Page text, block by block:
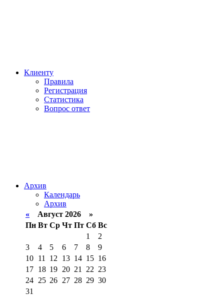
Клиенту
Правила
Регистрация
Статистика
Вопрос ответ
Архив
Календарь
Архив
« Август 2026 »
Пн Вт Ср Чт Пт Сб Вс
1
2
3
4 5 6 7 8
9
10 11 12 13 14 15 16
17 18 19 20 21 22 23
24 25 26 27 28 29 30
31